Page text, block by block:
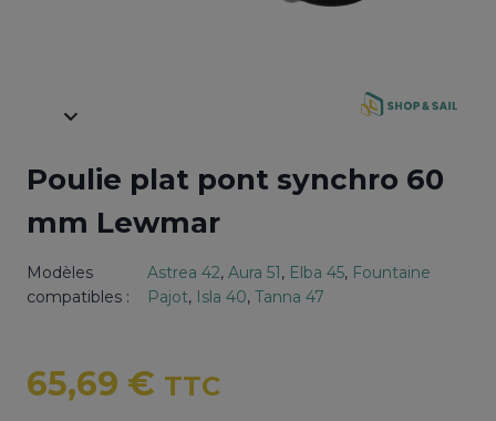
Poulie plat pont synchro 60
mm Lewmar
Modèles
compatibles :
Astrea 42, Aura 51, Elba 45, Fountaine
Pajot, Isla 40, Tanna 47
65,69 € TTC